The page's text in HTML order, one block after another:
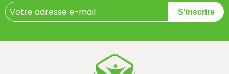
S'inscrire